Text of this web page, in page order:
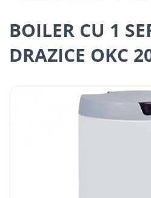
BOILER CU 1
DRAZICE OKC